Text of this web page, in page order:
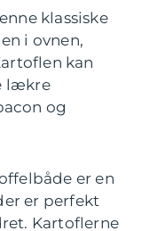
klassiske
i ovnen,
kan
lækre
og
er en
er perfekt
Kartoflerne